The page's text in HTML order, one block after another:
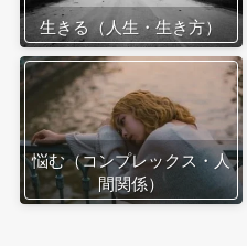
生きる（人生・生き方）
悩む（コンプレックス・人
間関係）